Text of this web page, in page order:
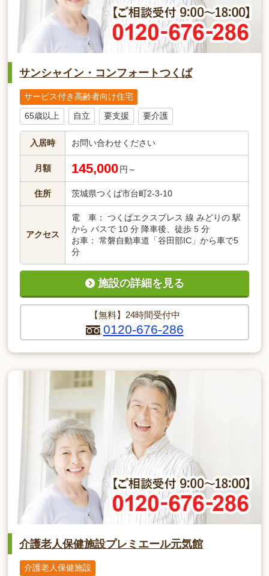
サンシャイン・コンフォートつくば
サービス付き高齢者向け住宅
65歳以上 自立 要支援 要介護
入居時 お問い合わせください
月額 145,000 円～
住所 茨城県つくば市台町2-3-10
アクセス
電 車： つくばエクスプレス 線 みどりの 駅
から バスで 10 分 降車後、徒歩 5 分
お車： 常磐自動車道「谷田部IC」から車で5
分
【無料】24時間受付中
0120-676-286
施設の詳細を見る
介護老人保健施設プレミエール元気館
介護老人保健施設